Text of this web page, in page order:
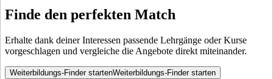
Finde den perfekten Match
Erhalte dank deiner Interessen passende Lehrgänge oder Kurse
vorgeschlagen und vergleiche die Angebote direkt miteinander.
Weiterbildungs-Finder startenWeiterbildungs-Finder starten